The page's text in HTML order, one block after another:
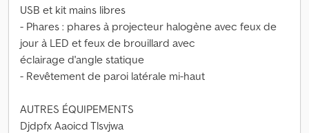
USB et kit mains libres
- Phares : phares à projecteur halogène avec feux de
jour à LED et feux de brouillard avec
éclairage d'angle statique
- Revêtement de paroi latérale mi-haut
AUTRES ÉQUIPEMENTS
Djdpfx Aaoicd Tlsvjwa